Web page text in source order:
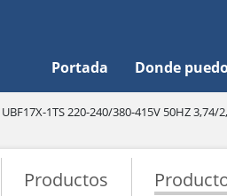
Portada Donde
UBF17X-1TS 220-240/380-415V 50HZ 3,74/
Productos